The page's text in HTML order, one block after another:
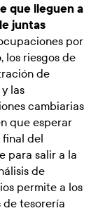
que lleguen a
juntas
por
los riesgos de
de
las
cambiarias
que esperar
final del
para salir a la
de
permite a los
de tesorería